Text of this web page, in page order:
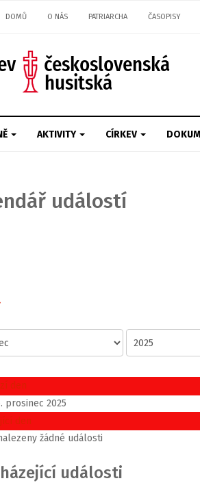
DOMŮ O NÁS PATRIARCHA ČASOPISY
AKTIVITY CÍRKEV
událostí
den
prosinec 2025
den
žádné události
události